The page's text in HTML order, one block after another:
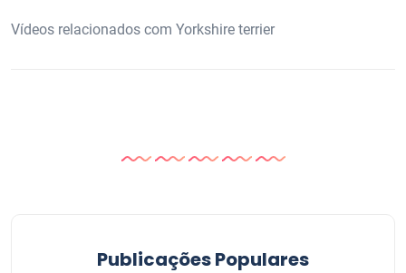
Vídeos relacionados com Yorkshire terrier
Publicações Populares